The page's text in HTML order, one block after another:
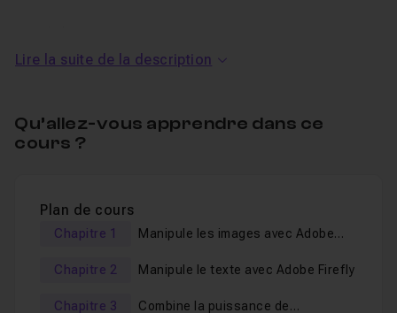
l'IA Adobe Firefly,
composition simple,
avec Firefly,
Transforme un texte en matière acide et organique,
Réunis un ballon et son terrain dans une composition
Lire la suite de la description
Qu’allez-vous apprendre dans ce
cours ?
Plan de cours
Chapitre 1
Manipule les images avec Adobe
Chapitre 2
Manipule le texte avec Adobe Firefly
Chapitre 3
Combine la puissance de